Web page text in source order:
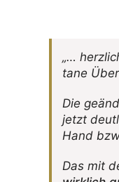
„…
tane
Die
jetzt
Hand
Das mit